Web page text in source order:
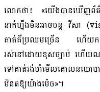
លោកថា៖ «យើងបានឃើញព័ត៌
នាក់ហ្នឹងមិនអាចបន្ត វីសា
គាត់គឺប្រឈមច្រើន ហើយកន្លង
រស់នៅដោយខុសច្បាប់ ហើយណា
ទៅគាត់រង់ចាំមើលគោលនយោ
មិនតឱ្យយ៉ាងម៉េច»។